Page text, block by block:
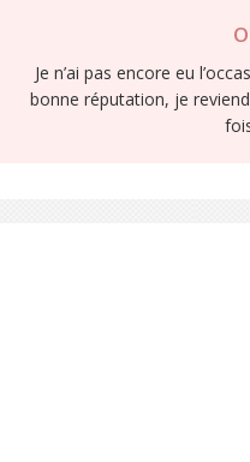
Je n’ai pas encore eu
bonne réputation, je